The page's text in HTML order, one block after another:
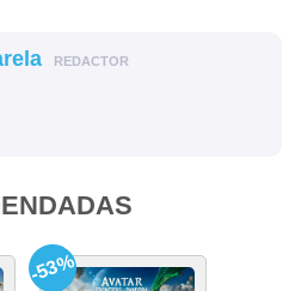
REDACTOR
-53%